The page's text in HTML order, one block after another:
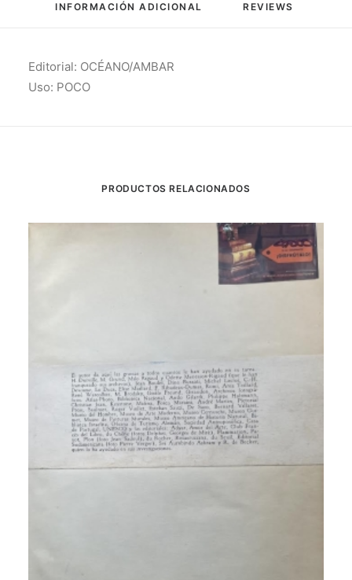
INFORMACIÓN ADICIONAL REVIEWS
Editorial: OCÉANO/AMBAR
Uso: POCO
PRODUCTOS RELACIONADOS